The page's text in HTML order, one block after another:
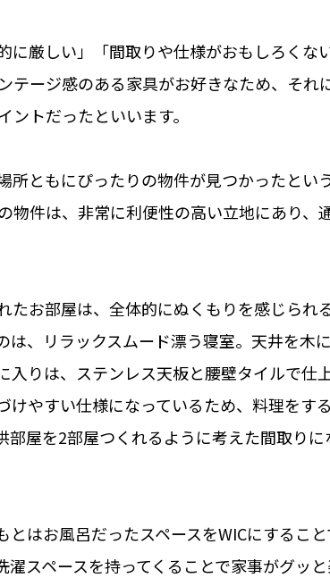
に厳しい」「間取りや仕様がおもしろくな
テージ感のある家具がお好きなため、それ
トだったといいます。
ともにぴったりの物件が見つかったとい
件は、非常に利便性の高い立地にあり、
たお部屋は、全体的にぬくもりを感じられ
、リラックスムード漂う寝室。天井を木
りは、ステンレス天板と腰壁タイルで仕
やすい仕様になっているため、料理をす
屋を2部屋つくれるように考えた間取り
はお風呂だったスペースをWICにするこ
スペースを持ってくることで家事がグッ